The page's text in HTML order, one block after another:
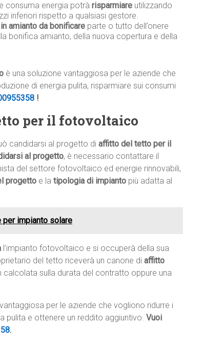
consuma energia potrà risparmiare utilizzando
inferiori rispetto a qualsiasi gestore.
amianto da bonificare parte o tutto dell’onere
bonifica amianto, della nuova copertura e della
è una soluzione vantaggiosa per le aziende che
di energia pulita, risparmiare sui consumi
!
per il fotovoltaico
candidarsi al progetto di affitto del tetto per il
al progetto, è necessario contattare il
del settore fotovoltaico ed energie rinnovabili,
progetto e la tipologia di impianto più adatta al
impianto solare
l’impianto fotovoltaico e si occuperà della sua
del tetto riceverà un canone di affitto
sulla durata del contratto oppure una
per le aziende che vogliono ridurre i
pulita e ottenere un reddito aggiuntivo. Vuoi
.